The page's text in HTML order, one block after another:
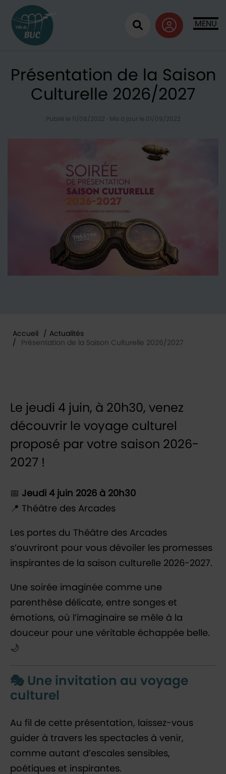
MENU
Ouvrir la
Présentation de la Saison
Culturelle 2026/2027
Publié le 11/08/2022 · Mis à jour le 01/09/2022
Accueil / Actualités
/
Présentation de la Saison Culturelle 2026/2027
Le jeudi 4 juin, à 20h30, venez
découvrir le voyage culturel
proposé par votre saison 2026-
2027 !
📅 Jeudi 4 juin 2026 à 20h30
📍 Théâtre des Arcades
Les portes du Théâtre des Arcades
s’ouvriront pour vous dévoiler les promesses
inspirantes de la saison culturelle 2026-2027.
Une soirée imaginée comme une
parenthèse délicate, entre songes et
émotions, où l’imaginaire se mêle à la
douceur pour une véritable échappée belle.
🌙
🎭 Une invitation au voyage
culturel
Au fil de cette présentation, laissez-vous
guider à travers les spectacles à venir,
comme autant d’escales sensibles,
poétiques et inspirantes.